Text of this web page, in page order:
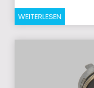
WEITERLESEN